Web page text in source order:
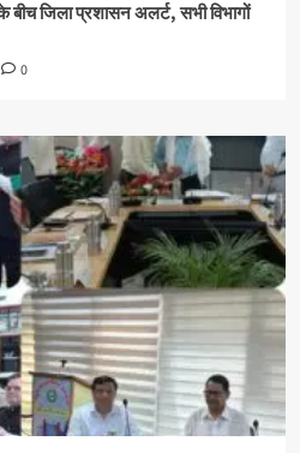
के बीच जिला प्रशासन अलर्ट, सभी विभागों
0